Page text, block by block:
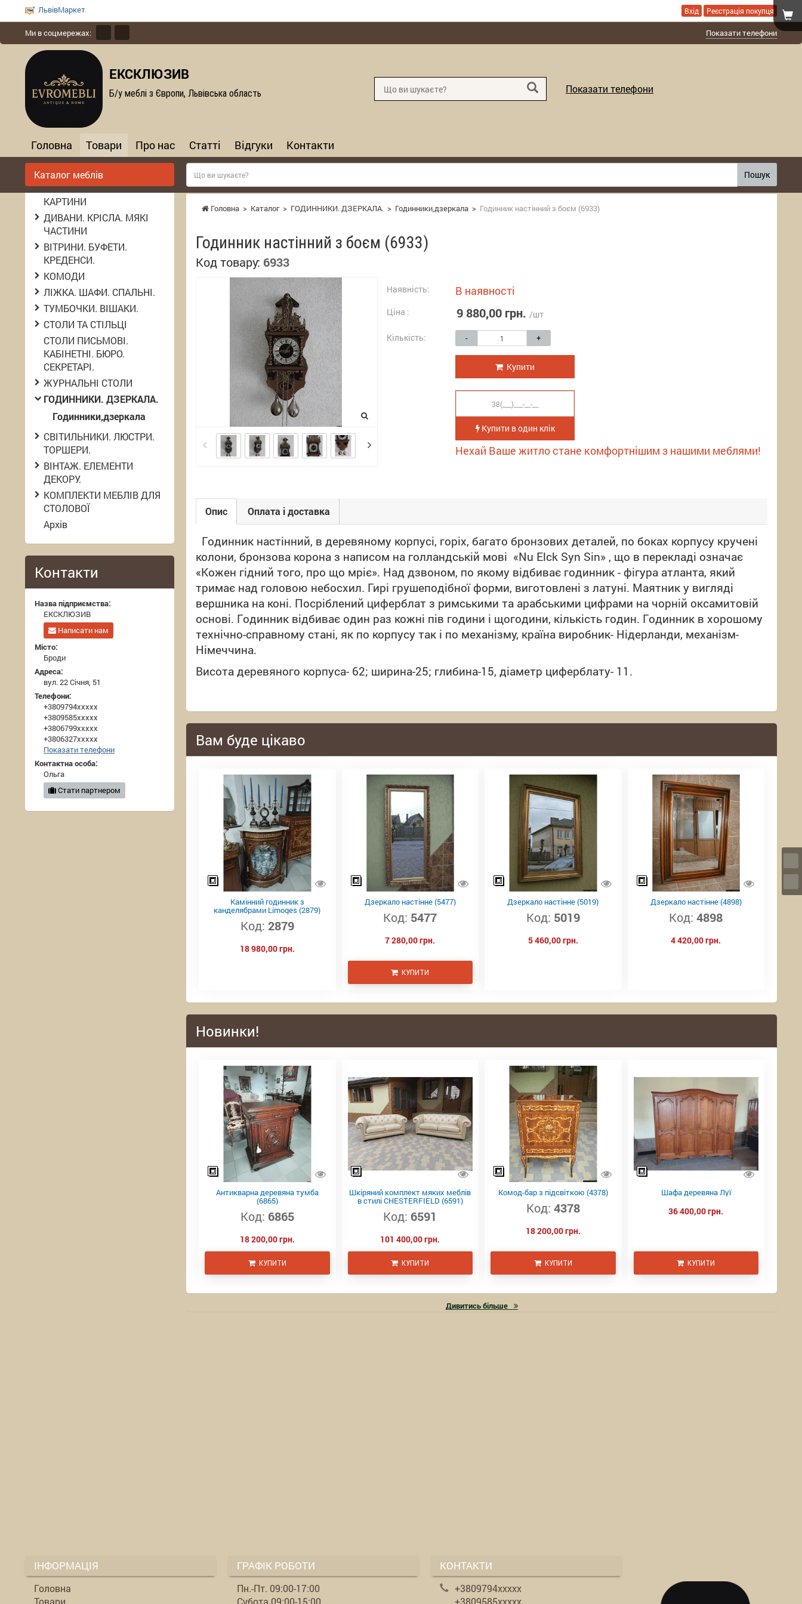
Вхід Реєстрація покупця
ЛьвівМаркет
Ми в соцмережах: Показати телефони
ЕКСКЛЮЗИВ
Б/у меблі з Європи, Львівська область Показати телефони
Головна Товари Про нас Статті Відгуки Контакти
Пошук
Головна > Каталог > ГОДИННИКИ. ДЗЕРКАЛА. > Годинники,дзеркала > Годинник настінний з боєм (6933)
Годинник настінний з боєм (6933)
Код товару: 6933
Наявність: В наявності
Ціна : 9 880,00 грн. /шт
Кількість: - +
Купити
Купити в один клік
Нехай Ваше житло стане комфортнішим з нашими меблями!
Опис Оплата і доставка
Годинник настінний, в деревяному корпусі, горіх, багато бронзових деталей, по боках корпусу кручені
колони, бронзова корона з написом на голландській мові «Nu Elck Syn Sin» , що в перекладі означає
«Кожен гідний того, про що мріє». Над дзвоном, по якому відбиває годинник - фігура атланта, який
тримає над головою небосхил. Гирі грушеподібної форми, виготовлені з латуні. Маятник у вигляді
вершника на коні. Посріблений циферблат з римськими та арабськими цифрами на чорній оксамитовій
основі. Годинник відбиває один раз кожні пів години і щогодини, кількість годин. Годинник в хорошому
технічно-справному стані, як по корпусу так і по механізму, країна виробник- Нідерланди, механізм-
Німеччина.
Висота деревяного корпуса- 62; ширина-25; глибина-15, діаметр циферблату- 11.
Вам буде цікаво
Камінний годинник з
канделябрами Limoges (2879)
Код: 2879
18 980,00 грн.
Дзеркало настінне (5477)
Код: 5477
7 280,00 грн.
КУПИТИ
Дзеркало настінне (5019)
Код: 5019
5 460,00 грн.
Дзеркало настінне (4898)
Код: 4898
4 420,00 грн.
Новинки!
Антикварна деревяна тумба
(6865)
Код: 6865
18 200,00 грн.
КУПИТИ
Шкіряний комплект мяких меблів
в стилі CHESTERFIELD (6591)
Код: 6591
101 400,00 грн.
КУПИТИ
Комод-бар з підсвіткою (4378)
Код: 4378
18 200,00 грн.
КУПИТИ
Шафа деревяна Луї
36 400,00 грн.
КУПИТИ
Дивитись більше
Каталог меблів
КАРТИНИ
ДИВАНИ. КРІСЛА. МЯКІ
ЧАСТИНИ
ВІТРИНИ. БУФЕТИ.
КРЕДЕНСИ.
КОМОДИ
ЛІЖКА. ШАФИ. СПАЛЬНІ.
ТУМБОЧКИ. ВІШАКИ.
СТОЛИ ТА СТІЛЬЦІ
СТОЛИ ПИСЬМОВІ.
КАБІНЕТНІ. БЮРО.
СЕКРЕТАРІ.
ЖУРНАЛЬНІ СТОЛИ
ГОДИННИКИ. ДЗЕРКАЛА.
Годинники,дзеркала
СВІТИЛЬНИКИ. ЛЮСТРИ.
ТОРШЕРИ.
ВІНТАЖ. ЕЛЕМЕНТИ
ДЕКОРУ.
КОМПЛЕКТИ МЕБЛІВ ДЛЯ
СТОЛОВОЇ
Архів
Контакти
Назва підприємства:
ЕКСКЛЮЗИВ
Написати нам
Місто:
Броди
Адреса:
вул. 22 Січня, 51
Телефони:
+3809794xxxxx
+3809585xxxxx
+3806799xxxxx
+3806327xxxxx
Показати телефони
Контактна особа:
Ольга
Стати партнером
ІНФОРМАЦІЯ
Головна
Товари
ГРАФІК РОБОТИ
Пн.-Пт. 09:00-17:00
Субота 09:00-15:00
КОНТАКТИ
+3809794xxxxx
+3809585xxxxx